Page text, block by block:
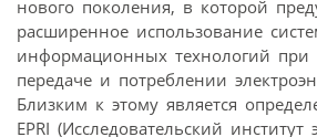
нового поколения, в которой
расширенное использование
информационных технологий при
передаче и потреблении
Близким к этому является
EPRI (Исследовательский институт